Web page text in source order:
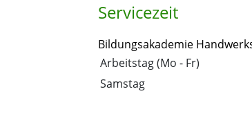
Servicezeit
Bildungsakademie
Arbeitstag (Mo - Fr)
Samstag